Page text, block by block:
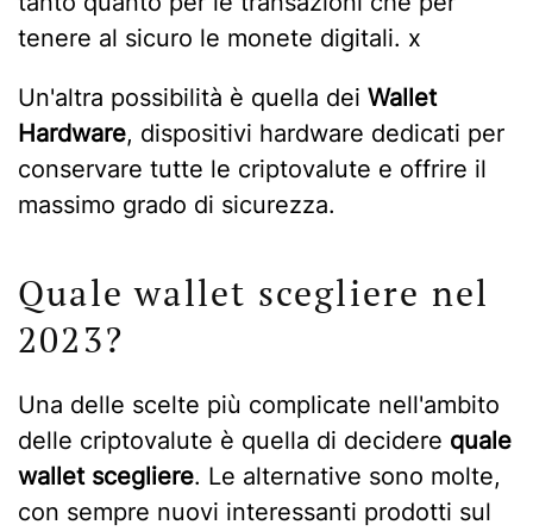
tenere al sicuro le monete digitali. x
Un'altra possibilità è quella dei Wallet
Hardware, dispositivi hardware dedicati per
conservare tutte le criptovalute e offrire il
massimo grado di sicurezza.
Quale wallet scegliere nel
2023?
Una delle scelte più complicate nell'ambito
delle criptovalute è quella di decidere quale
wallet scegliere. Le alternative sono molte,
con sempre nuovi interessanti prodotti sul